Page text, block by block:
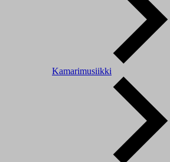
Kamarimusiikki